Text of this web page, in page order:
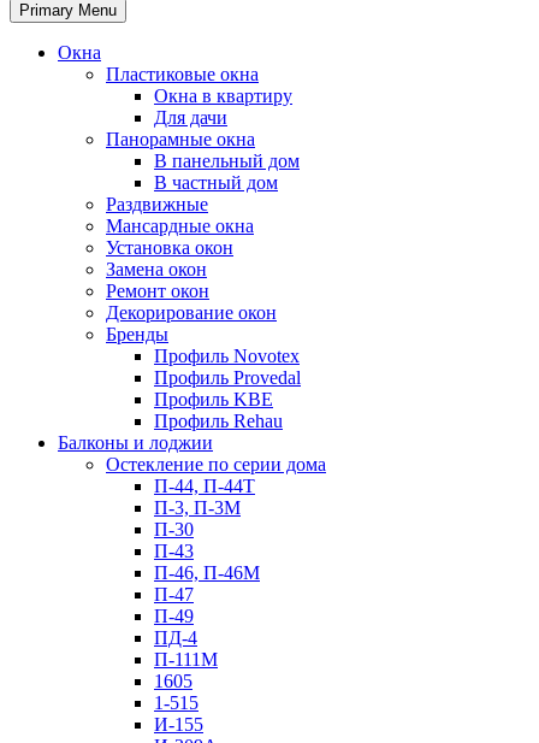
Primary Menu
Окна
Пластиковые окна
Окна в квартиру
Для дачи
Панорамные окна
В панельный дом
В частный дом
Раздвижные
Мансардные окна
Установка окон
Замена окон
Ремонт окон
Декорирование окон
Бренды
Профиль Novotex
Профиль Provedal
Профиль KBE
Профиль Rehau
Балконы и лоджии
Остекление по серии дома
П-44, П-44Т
П-3, П-3М
П-30
П-43
П-46, П-46М
П-47
П-49
ПД-4
П-111М
1605
1-515
И-155